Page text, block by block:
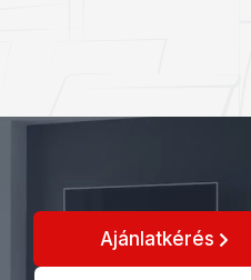
Ajánlatkérés